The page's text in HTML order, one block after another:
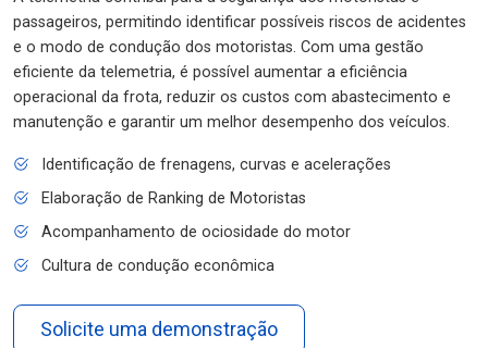
passageiros, permitindo identificar possíveis riscos de acidentes
e o modo de condução dos motoristas. Com uma gestão
eficiente da telemetria, é possível aumentar a eficiência
operacional da frota, reduzir os custos com abastecimento e
manutenção e garantir um melhor desempenho dos veículos.
Identificação de frenagens, curvas e acelerações
Elaboração de Ranking de Motoristas
Acompanhamento de ociosidade do motor
Cultura de condução econômica
Solicite uma demonstração